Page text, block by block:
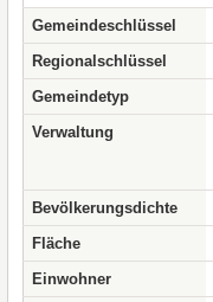
Gemeindeschlüssel
Regionalschlüssel
Gemeindetyp
Verwaltung
Bevölkerungsdichte
Fläche
Einwohner